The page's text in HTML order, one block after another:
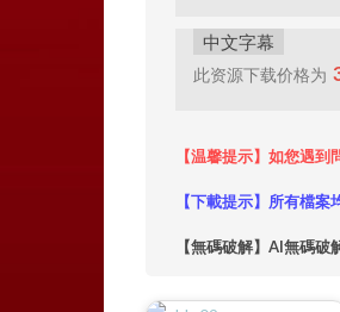
中文字幕
此资源下载价格为
【温馨提示】如您遇
【下載提示】所有檔
【無碼破解】AI無碼